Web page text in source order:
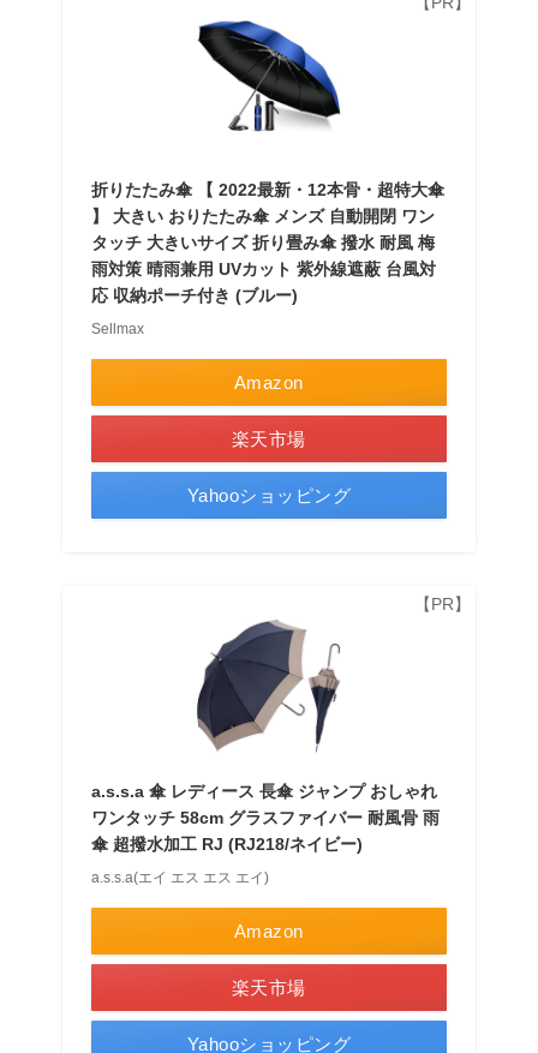
折りたたみ傘 【 2022最新・12本骨・超特大傘
】 大きい おりたたみ傘 メンズ 自動開閉 ワン
タッチ 大きいサイズ 折り畳み傘 撥水 耐風 梅
雨対策 晴雨兼用 UVカット 紫外線遮蔽 台風対
応 収納ポーチ付き (ブルー)
Sellmax
Amazon
楽天市場
Yahooショッピング
a.s.s.a 傘 レディース 長傘 ジャンプ おしゃれ
ワンタッチ 58cm グラスファイバー 耐風骨 雨
傘 超撥水加工 RJ (RJ218/ネイビー)
a.s.s.a(エイ エス エス エイ)
Amazon
楽天市場
Yahooショッピング